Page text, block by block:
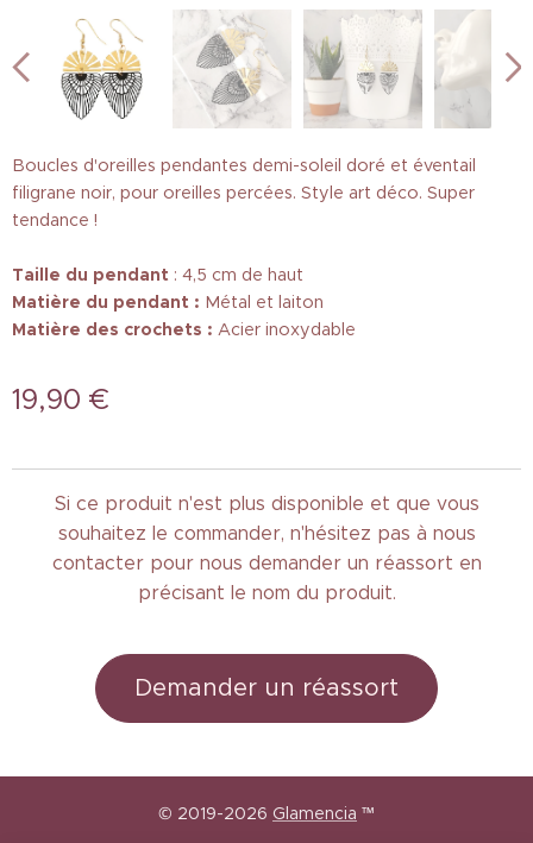
Boucles d'oreilles pendantes demi-soleil doré et éventail
filigrane noir, pour oreilles percées. Style art déco. Super
tendance !
Taille du pendant : 4,5 cm de haut
Matière du pendant : Métal et laiton
Matière des crochets : Acier inoxydable
19,90 €
Si ce produit n'est plus disponible et que vous
souhaitez le commander, n'hésitez pas à nous
contacter pour nous demander un réassort en
précisant le nom du produit.
Demander un réassort
© 2019-2026 Glamencia ™